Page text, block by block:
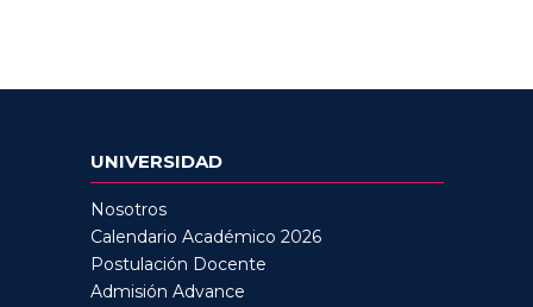
UNIVERSIDAD
Nosotros
Calendario Académico 2026
Postulación Docente
Admisión Advance